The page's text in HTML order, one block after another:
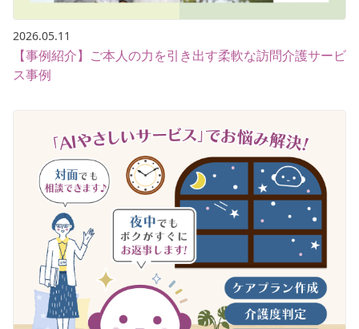
2026.05.11
【事例紹介】ご本人の力を引き出す柔軟な訪問介護サービ
ス事例